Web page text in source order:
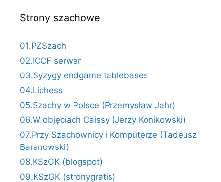
Strony szachowe
01.PZSzach
02.ICCF serwer
03.Syzygy endgame tablebases
04.Lichess
05.Szachy w Polsce (Przemysław Jahr)
06.W objęciach Caissy (Jerzy Konikowski)
07.Przy Szachownicy i Komputerze (Tadeusz
Baranowski)
08.KSzGK (blogspot)
09.KSzGK (stronygratis)